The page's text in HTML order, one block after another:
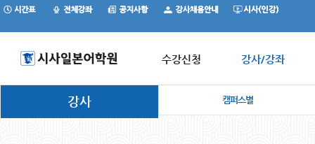
수강신청 강사/강좌
강사 캠퍼스별